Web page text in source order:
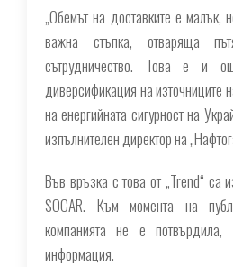
„Обемът на доставките е малък,
важна стъпка, отваряща
сътрудничество. Това е и
диверсификация на източниците
на енергийната сигурност на
изпълнителен директор на
Във връзка с това от „Trend“ са
SOCAR. Към момента на
компанията не е
информация.